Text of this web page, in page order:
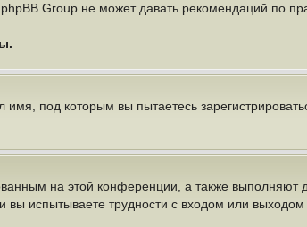
Group не может давать рекомендаций по
под которым вы пытаетесь
на этой конференции, а также выполняют
испытываете трудности с входом или